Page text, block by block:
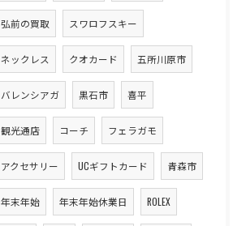
弘前の買取 スワロフスキー
ネックレス クオカード 五所川原市
バレンシアガ 黒石市 喜平
観光通店 コーチ フェラガモ
アクセサリー UCギフトカード 青森市
年末年始 年末年始休業日 ROLEX